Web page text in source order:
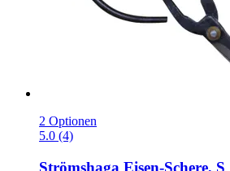
2 Optionen
5.0 (4)
Strömshaga Eisen-​Schere, S